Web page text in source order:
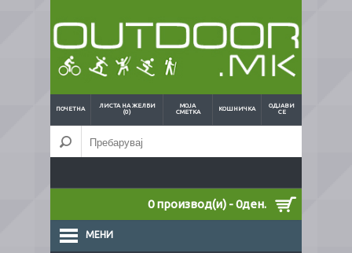
ПОЧЕТНА
ЛИСТА НА ЖЕЛБИ
(0)
МОЈА
СМЕТКА
КОШНИЧКА
ОДЈАВИ
СЕ
0 производ(и) - 0ден.
МЕНИ